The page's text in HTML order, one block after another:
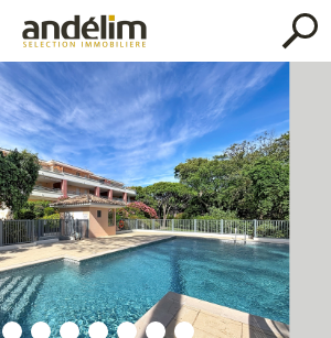
BIEN SUIVANT